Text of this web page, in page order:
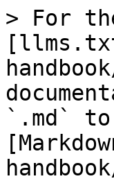
> For
`.md`